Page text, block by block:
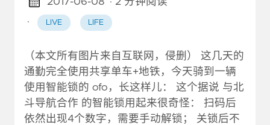
·
LIVE LIFE
（本文所有图片来自互联网，侵删） 这几天的
通勤完全使用共享单车+地铁，今天骑到一辆
使用智能锁的 ofo，长这样儿： 这个据说 与北
斗导航合作 的智能锁用起来很奇怪： 扫码后
依然出现4个数字，需要手动解锁； 关锁后不